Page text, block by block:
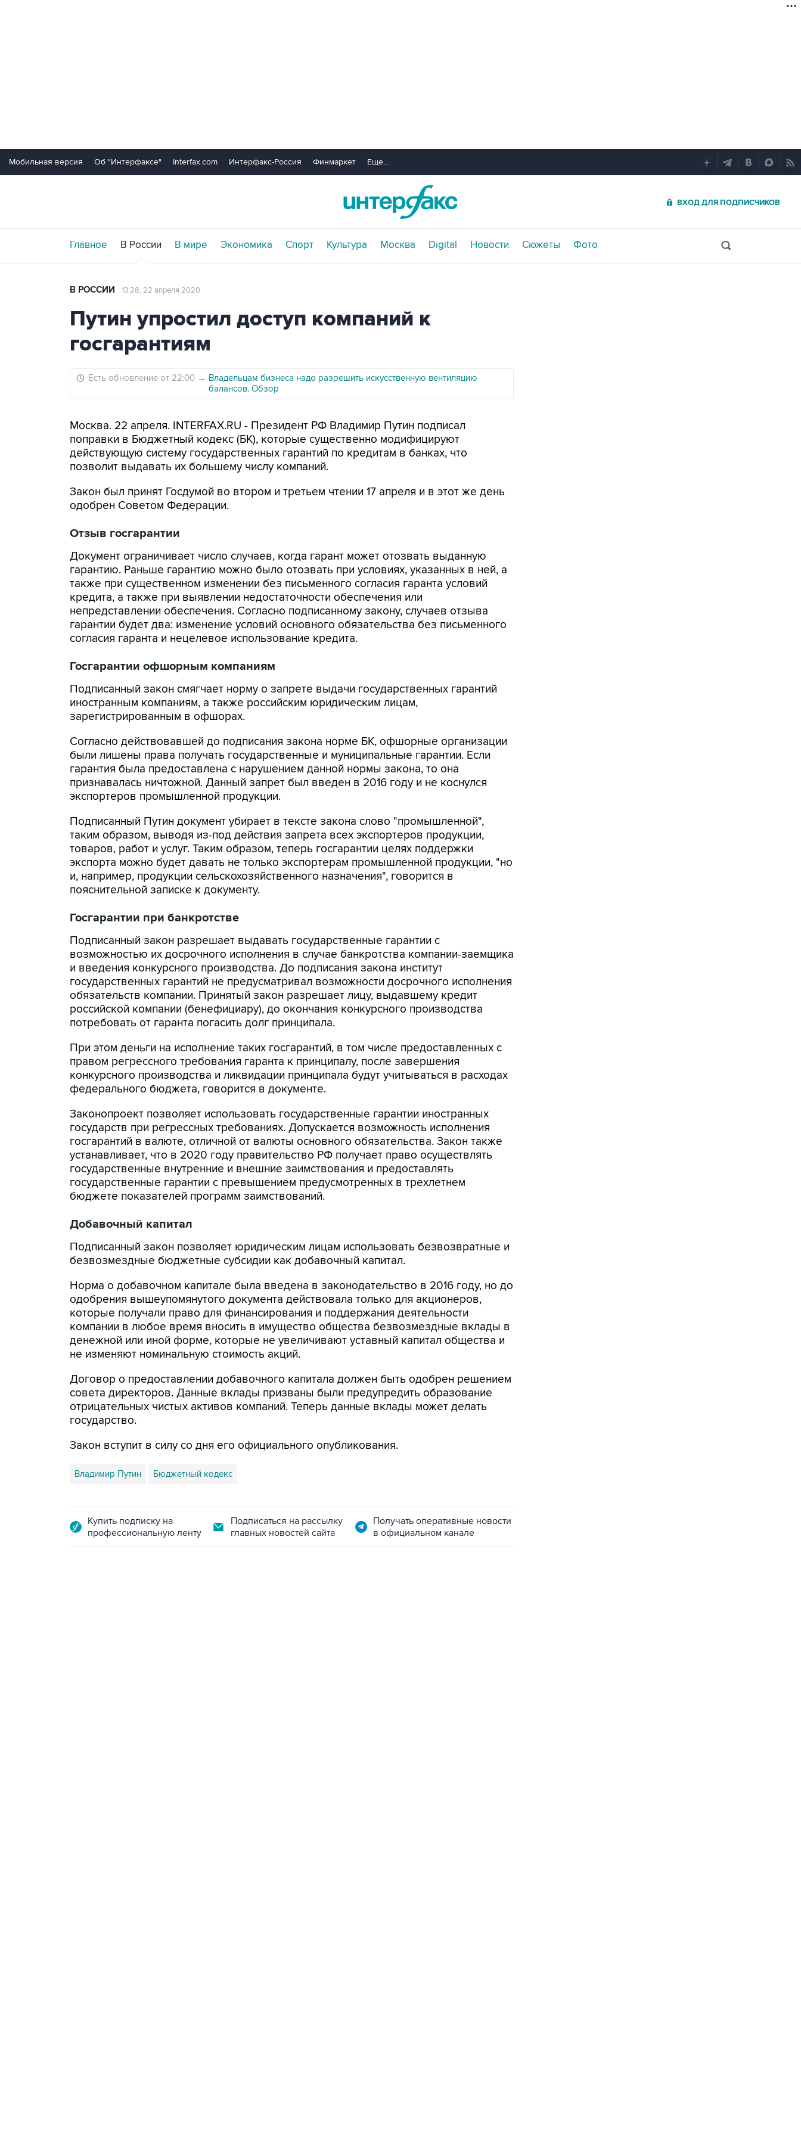
Мобильная версия Об "Интерфаксе" Interfax.com Интерфакс-Россия Финмаркет Еще...
ВХОД ДЛЯ ПОДПИСЧИКОВ
Главное В России В мире Экономика Спорт Культура Москва Digital Новости Сюжеты Фото
В РОССИИ 13:28, 22 апреля 2020
Путин упростил доступ компаний к
госгарантиям
Есть обновление от 22:00 → Владельцам бизнеса надо разрешить искусственную вентиляцию
балансов. Обзор
Москва. 22 апреля. INTERFAX.RU - Президент РФ Владимир Путин подписал
поправки в Бюджетный кодекс (БК), которые существенно модифицируют
действующую систему государственных гарантий по кредитам в банках, что
позволит выдавать их большему числу компаний.
Закон был принят Госдумой во втором и третьем чтении 17 апреля и в этот же день
одобрен Советом Федерации.
Отзыв госгарантии
Документ ограничивает число случаев, когда гарант может отозвать выданную
гарантию. Раньше гарантию можно было отозвать при условиях, указанных в ней, а
также при существенном изменении без письменного согласия гаранта условий
кредита, а также при выявлении недостаточности обеспечения или
непредставлении обеспечения. Согласно подписанному закону, случаев отзыва
гарантии будет два: изменение условий основного обязательства без письменного
согласия гаранта и нецелевое использование кредита.
Госгарантии офшорным компаниям
Подписанный закон смягчает норму о запрете выдачи государственных гарантий
иностранным компаниям, а также российским юридическим лицам,
зарегистрированным в офшорах.
Согласно действовавшей до подписания закона норме БК, офшорные организации
были лишены права получать государственные и муниципальные гарантии. Если
гарантия была предоставлена с нарушением данной нормы закона, то она
признавалась ничтожной. Данный запрет был введен в 2016 году и не коснулся
экспортеров промышленной продукции.
Подписанный Путин документ убирает в тексте закона слово "промышленной",
таким образом, выводя из-под действия запрета всех экспортеров продукции,
товаров, работ и услуг. Таким образом, теперь госгарантии целях поддержки
экспорта можно будет давать не только экспортерам промышленной продукции, "но
и, например, продукции сельскохозяйственного назначения", говорится в
пояснительной записке к документу.
Госгарантии при банкротстве
Подписанный закон разрешает выдавать государственные гарантии с
возможностью их досрочного исполнения в случае банкротства компании-заемщика
и введения конкурсного производства. До подписания закона институт
государственных гарантий не предусматривал возможности досрочного исполнения
обязательств компании. Принятый закон разрешает лицу, выдавшему кредит
российской компании (бенефициару), до окончания конкурсного производства
потребовать от гаранта погасить долг принципала.
При этом деньги на исполнение таких госгарантий, в том числе предоставленных с
правом регрессного требования гаранта к принципалу, после завершения
конкурсного производства и ликвидации принципала будут учитываться в расходах
федерального бюджета, говорится в документе.
Законопроект позволяет использовать государственные гарантии иностранных
государств при регрессных требованиях. Допускается возможность исполнения
госгарантий в валюте, отличной от валюты основного обязательства. Закон также
устанавливает, что в 2020 году правительство РФ получает право осуществлять
государственные внутренние и внешние заимствования и предоставлять
государственные гарантии с превышением предусмотренных в трехлетнем
бюджете показателей программ заимствований.
Добавочный капитал
Подписанный закон позволяет юридическим лицам использовать безвозвратные и
безвозмездные бюджетные субсидии как добавочный капитал.
Норма о добавочном капитале была введена в законодательство в 2016 году, но до
одобрения вышеупомянутого документа действовала только для акционеров,
которые получали право для финансирования и поддержания деятельности
компании в любое время вносить в имущество общества безвозмездные вклады в
денежной или иной форме, которые не увеличивают уставный капитал общества и
не изменяют номинальную стоимость акций.
Договор о предоставлении добавочного капитала должен быть одобрен решением
совета директоров. Данные вклады призваны были предупредить образование
отрицательных чистых активов компаний. Теперь данные вклады может делать
государство.
Закон вступит в силу со дня его официального опубликования.
Владимир Путин Бюджетный кодекс
Купить подписку на
профессиональную ленту
Подписаться на рассылку
главных новостей сайта
Получать оперативные новости
в официальном канале